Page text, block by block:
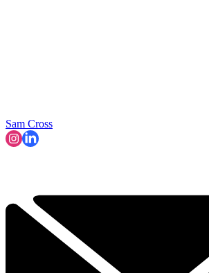
Sam Cross